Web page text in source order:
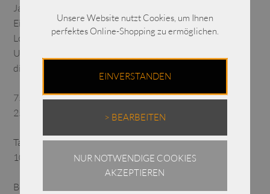
Jacke eine besondere, architektonische Note verleiht.
Eine vielseitige, zeitlose Jacke – perfekt für puristische
Looks, Reise, Alltag und moderne Kombinationen.
Unser Model trägt dazu die Culotte aus Mikrofaserware,
die auch in unserem Shop erhältlich ist.
75% Polyamid
25% Elasthan
Taft:
100% Mikrofasertaft
Bei 30 Grad waschbar
Unsere Website nutzt Cookies, um Ihnen
perfektes Online-Shopping zu ermöglichen.
EINVERSTANDEN
> BEARBEITEN
NUR NOTWENDIGE COOKIES
AKZEPTIEREN